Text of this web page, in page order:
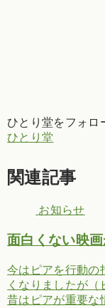
ひとり堂をフォロ
ひとり堂
関連記事
お知らせ
面白くない映
今はピアを行動の
くなりましたが（
昔はピアが重要な